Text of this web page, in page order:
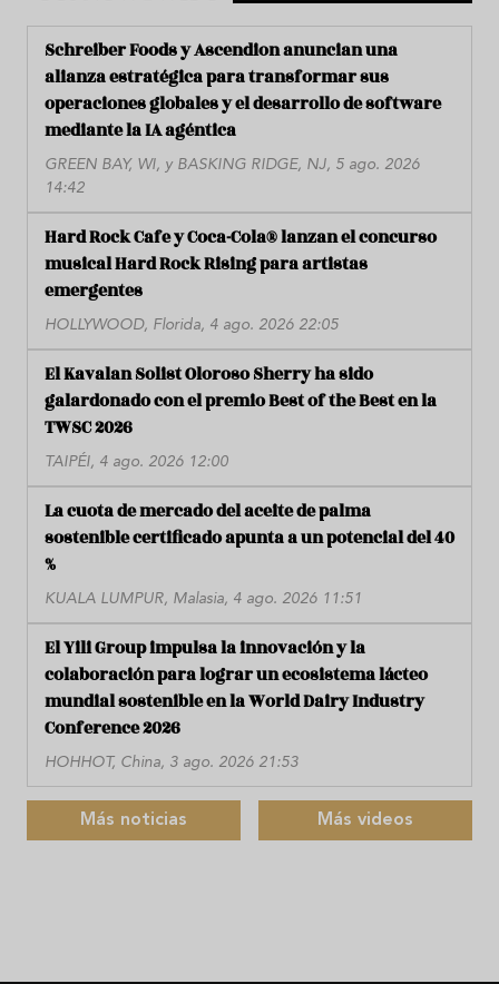
Schreiber Foods y Ascendion anuncian una
alianza estratégica para transformar sus
operaciones globales y el desarrollo de software
mediante la IA agéntica
GREEN BAY, WI, y BASKING RIDGE, NJ, 5 ago. 2026
14:42
Hard Rock Cafe y Coca-Cola® lanzan el concurso
musical Hard Rock Rising para artistas
emergentes
HOLLYWOOD, Florida, 4 ago. 2026 22:05
El Kavalan Solist Oloroso Sherry ha sido
galardonado con el premio Best of the Best en la
TWSC 2026
TAIPÉI, 4 ago. 2026 12:00
La cuota de mercado del aceite de palma
sostenible certificado apunta a un potencial del 40
%
KUALA LUMPUR, Malasia, 4 ago. 2026 11:51
El Yili Group impulsa la innovación y la
colaboración para lograr un ecosistema lácteo
mundial sostenible en la World Dairy Industry
Conference 2026
HOHHOT, China, 3 ago. 2026 21:53
Más noticias Más videos